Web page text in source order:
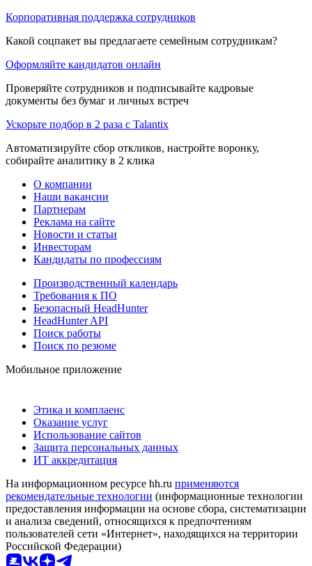
Корпоративная поддержка сотрудников
Какой соцпакет вы предлагаете семейным сотрудникам?
Оформляйте кандидатов онлайн
Проверяйте сотрудников и подписывайте кадровые
документы без бумаг и личных встреч
Ускорьте подбор в 2 раза с Talantix
Автоматизируйте сбор откликов, настройте воронку,
собирайте аналитику в 2 клика
О компании
Наши вакансии
Партнерам
Реклама на сайте
Новости и статьи
Инвесторам
Кандидаты по профессиям
Производственный календарь
Требования к ПО
Безопасный HeadHunter
HeadHunter API
Поиск работы
Поиск по резюме
Мобильное приложение
Этика и комплаенс
Оказание услуг
Использование сайтов
Защита персональных данных
ИТ аккредитация
На информационном ресурсе hh.ru применяются
рекомендательные технологии (информационные технологии
предоставления информации на основе сбора, систематизации
и анализа сведений, относящихся к предпочтениям
пользователей сети «Интернет», находящихся на территории
Российской Федерации)